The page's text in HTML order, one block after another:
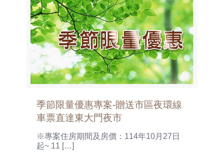
季節限量優惠專案-贈送市區夜環線
車票直達東大門夜市
※專案住房期間及房價：114年10月27日
起~ 11 […]